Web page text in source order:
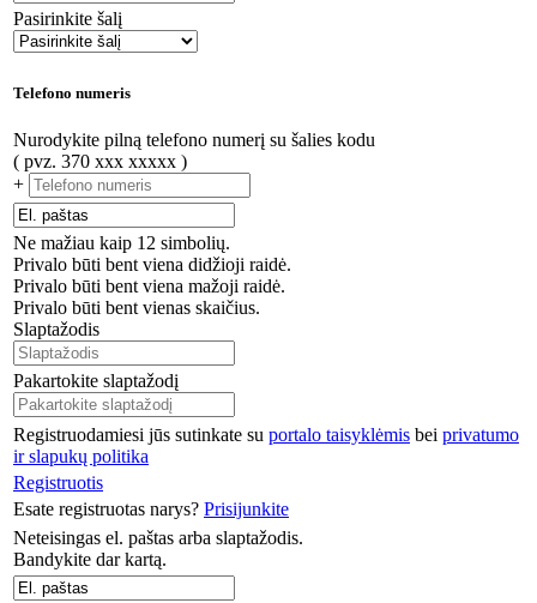
Pasirinkite šalį
Telefono numeris
Nurodykite pilną telefono numerį su šalies kodu
( pvz. 370 xxx xxxxx )
+
Ne mažiau kaip 12 simbolių.
Privalo būti bent viena didžioji raidė.
Privalo būti bent viena mažoji raidė.
Privalo būti bent vienas skaičius.
Slaptažodis
Pakartokite slaptažodį
Registruodamiesi jūs sutinkate su portalo taisyklėmis bei privatumo
ir slapukų politika
Registruotis
Esate registruotas narys? Prisijunkite
Neteisingas el. paštas arba slaptažodis.
Bandykite dar kartą.